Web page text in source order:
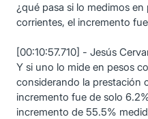
¿qué pasa si lo medimos
corrientes, el incremento
[00:10:57.710] - Jesús
Y si uno lo mide en pesos
considerando la prestación
incremento fue de solo
incremento de 55.5%